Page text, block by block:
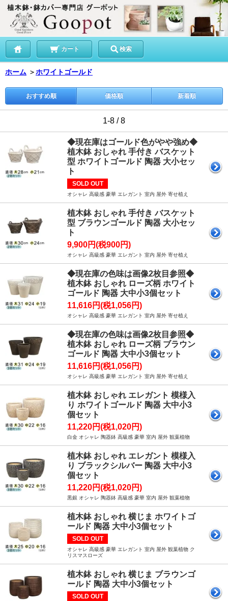
カート 検索
ホーム ＞ホワイトゴールド
おすすめ順 価格順 新着順
1-8 / 8
◆現在庫はゴールド色がやや強め◆
植木鉢 おしゃれ 手付き バスケット
型 ホワイトゴールド 陶器 大小セッ
ト
SOLD OUT
オシャレ 高級感 豪華 エレガント 室内 屋外 寄せ植え
植木鉢 おしゃれ 手付き バスケット
型 ブラウンゴールド 陶器 大小セッ
ト
9,900円(税900円)
オシャレ 高級感 豪華 エレガント 室内 屋外 寄せ植え
◆現在庫の色味は画像2枚目参照◆
植木鉢 おしゃれ ローズ柄 ホワイト
ゴールド 陶器 大中小3個セット
11,616円(税1,056円)
オシャレ 高級感 豪華 エレガント 室内 屋外 寄せ植え
◆現在庫の色味は画像2枚目参照◆
植木鉢 おしゃれ ローズ柄 ブラウン
ゴールド 陶器 大中小3個セット
11,616円(税1,056円)
オシャレ 高級感 豪華 エレガント 室内 屋外 寄せ植え
植木鉢 おしゃれ エレガント 模様入
り ホワイトゴールド 陶器 大中小3
個セット
11,220円(税1,020円)
白金 オシャレ 陶器鉢 高級感 豪華 室内 屋外 観葉植物
植木鉢 おしゃれ エレガント 模様入
り ブラックシルバー 陶器 大中小3
個セット
11,220円(税1,020円)
黒銀 オシャレ 陶器鉢 高級感 豪華 室内 屋外 観葉植物
植木鉢 おしゃれ 横じま ホワイトゴ
ールド 陶器 大中小3個セット
SOLD OUT
オシャレ 高級感 豪華 エレガント 室内 屋外 観葉植物 ク
リスマスローズ
植木鉢 おしゃれ 横じま ブラウンゴ
ールド 陶器 大中小3個セット
SOLD OUT